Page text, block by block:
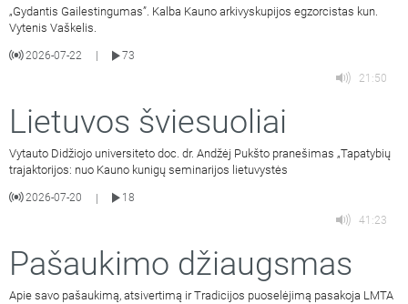
„Gydantis Gailestingumas”. Kalba Kauno arkivyskupijos egzorcistas kun.
Vytenis Vaškelis.
2026-07-22
73
21:50
Lietuvos šviesuoliai
Vytauto Didžiojo universiteto doc. dr. Andžėj Pukšto pranešimas „Tapatybių
trajaktorijos: nuo Kauno kunigų seminarijos lietuvystės
2026-07-20 |
18
41:23
Pašaukimo džiaugsmas
Apie savo pašaukimą, atsivertimą ir Tradicijos puoselėjimą pasakoja LMTA